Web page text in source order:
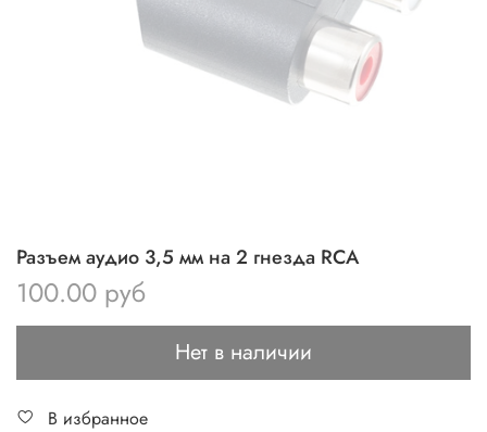
Разъем аудио 3,5 мм на 2 гнезда RCA
100.00 руб
Нет в наличии
В избранное